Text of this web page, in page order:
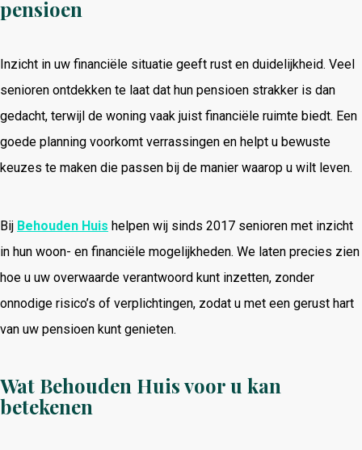
pensioen
Inzicht in uw financiële situatie geeft rust en duidelijkheid. Veel
senioren ontdekken te laat dat hun pensioen strakker is dan
gedacht, terwijl de woning vaak juist financiële ruimte biedt. Een
goede planning voorkomt verrassingen en helpt u bewuste
keuzes te maken die passen bij de manier waarop u wilt leven.
Bij Behouden Huis helpen wij sinds 2017 senioren met inzicht
in hun woon- en financiële mogelijkheden. We laten precies zien
hoe u uw overwaarde verantwoord kunt inzetten, zonder
onnodige risico’s of verplichtingen, zodat u met een gerust hart
van uw pensioen kunt genieten.
Wat Behouden Huis voor u kan
betekenen